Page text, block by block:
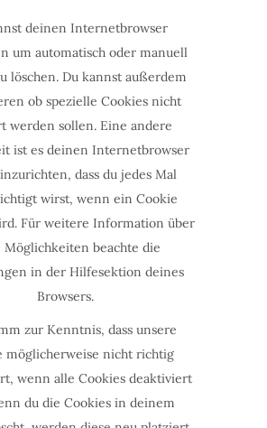
deinen Internetbrowser
um automatisch oder manuell
löschen. Du kannst außerdem
ob spezielle Cookies nicht
werden sollen. Eine andere
ist es deinen Internetbrowser
dass du jedes Mal
wirst, wenn ein Cookie
Für weitere Information über
Möglichkeiten beachte die
in der Hilfesektion deines
Browsers.
zur Kenntnis, dass unsere
möglicherweise nicht richtig
wenn alle Cookies deaktiviert
du die Cookies in deinem